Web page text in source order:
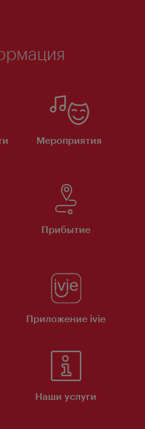
Мероприятия
Прибытие
Приложение ivie
Наши услуги